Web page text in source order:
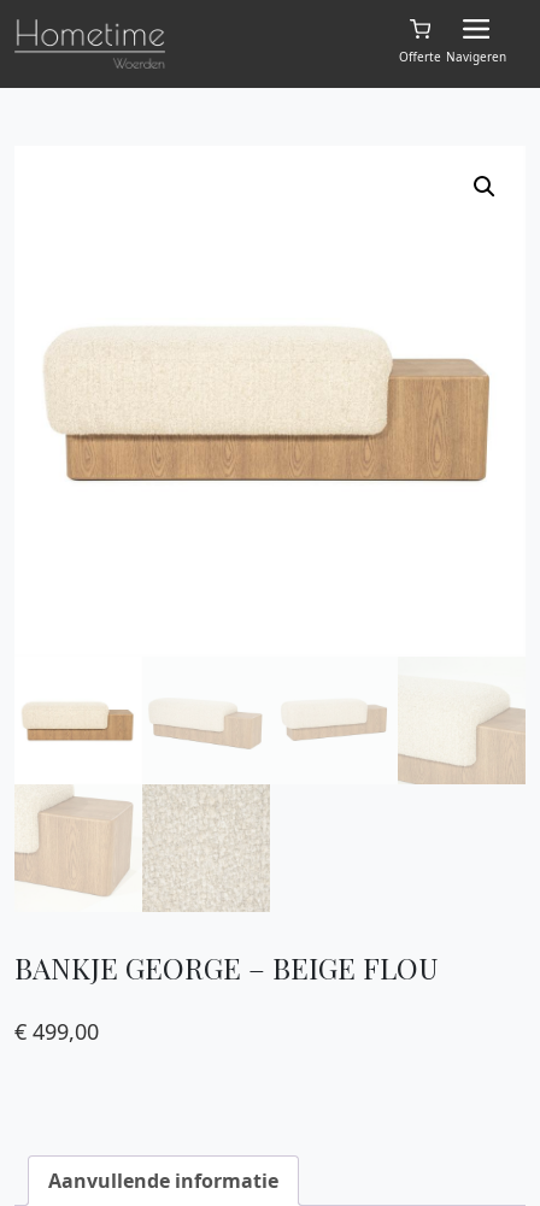
Offerte Navigeren
BANKJE GEORGE – BEIGE FLOU
€ 499,00
Aanvullende informatie